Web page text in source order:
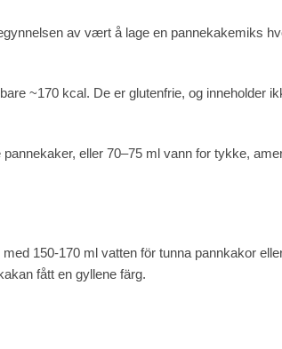
av vært å lage en pannekakemiks
~170 kcal. De er glutenfrie, og inneholder
eller 70–75 ml vann for tykke,
150-170 ml vatten för tunna pannkakor
fått en gyllene färg.